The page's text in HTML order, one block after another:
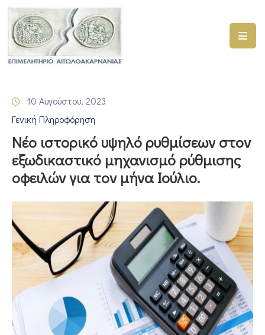
ΑΡΧΙΚΗ
ΓΕΜΗ
–
ΥΜΣ
ΠΡΟΓΡΑΜΜΑΤΑ
ΕΠΙΜΕΛΗΤΗΡΙΟΥ
ΣΥΜΜΕΤΟΧΗ
ΣΕ
ΕΤΑΙΡΕΙΕΣ
ΕΠΙΚΑΙΡΟΤΗΤΑ
ΕΠΙΚΟΙΝΩΝΙΑ
10 Αυγούστου, 2023
Γενική Πληροφόρηση
Νέο ιστορικό υψηλό ρυθμίσεων στον
εξωδικαστικό μηχανισμό ρύθμισης
οφειλών για τον μήνα Ιούλιο.